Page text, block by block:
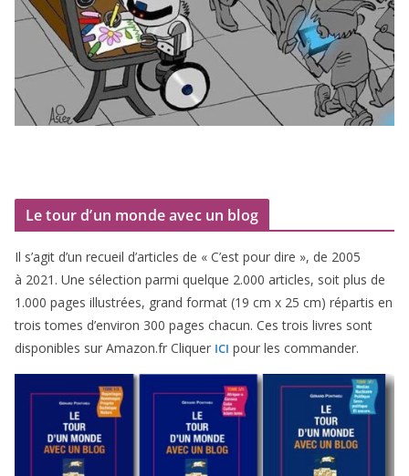
Le tour d’un monde avec un blog
Il s’agit d’un recueil d’ar­ticles de « C’est pour dire », de 2005
à 2021 . Une sélec­tion par­mi quelque 2.000 articles, soit plus de
1 .000 pages illus­trées, grand for­mat (19 cm x 25 cm) répar­tis en
trois tomes d’environ 300 pages cha­cun. Ces trois livres sont
dis­po­nibles sur Amazon​.fr Cliquer ICI pour les commander.